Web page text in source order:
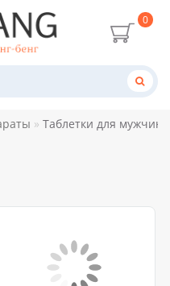
0
Таблетки для мужчин